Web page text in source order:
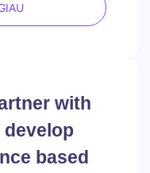
with
develop
based